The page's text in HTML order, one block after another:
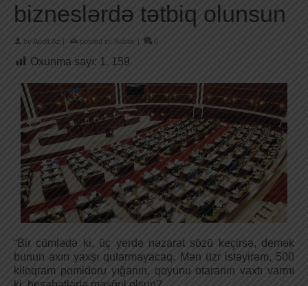
bizneslərdə tətbiq olunsun
by Audit.Az | posted in: Xəbər | 0
Oxunma sayı: 1. 159
“Bir cümlədə ki, üç yerdə nəzarət sözü keçirsə, demək
bunun axırı yaxşı qutarmayacaq. Mən üzr istəyirəm, 500
kiloqram pomidoru yığanın, qoyunu otaranın vaxtı varmı